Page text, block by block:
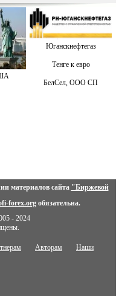
Юганскнефтегаз
Тенге к евро
БелСел, ООО СП
материалов сайта "Биржевой
forex.orgобязательна.
- 2024
Авторам Наши